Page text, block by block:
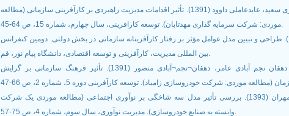
کریمیان محمدوزین، خلیلی حسن، صفری سعید، عابدعاملی داوود (1391). تأثیر اقدامات مدیریت راهبردی بر کارآفرینی سازمانی (مطالعه
موردی: شرکت سرمایه گذاری مهدتابان). توسعه کارافرینی، سال چهارم، شماره 15، ص 64-45.
لعلی سرابی امیر، عبدوی محمد (1392). طراحی و تبیین مدل عوامل مؤثر بر رفتار کارآفرینانه سازمانی در بخش دولتی. دومین کنفرانس
بین المللی مدیریت، کارآفرینی و توسعه اقتصادی، دانشگاه پیام نور، قم.
مبینی دهکردی علی، رضازاده آرش، دهقان نجم آبادی عامر، دهقان¬نجم¬آبادی منصور (1391). تأثیر فرهنگ سازمانی بر گرایش
مبینی دهکردی علی، کشتکارهرانکی مهران (1393). بررسی تأثیر مدل سه شاخگی بر نوآوری اجتماعی (مطالعه موردی یک شرکت
وابسته به صنایع خودروسازی). مدیریت نوآوری، سال سوم، شماره 4، ص 75-57.